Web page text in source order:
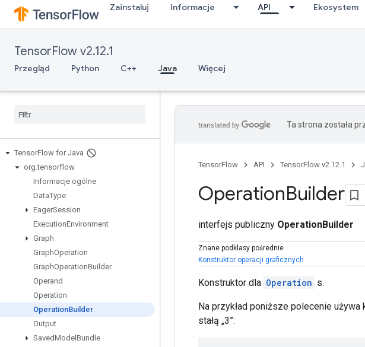
Zainstaluj Informacje API Ekosystem
TensorFlow v2.12.1
Przegląd Python C++ Java Więcej
TensorFlow for Java
org.tensorflow
Informacje ogólne
DataType
EagerSession
ExecutionEnvironment
Graph
GraphOperation
GraphOperationBuilder
Operand
Operation
OperationBuilder
Output
SavedModel Bundle
Ta strona została
TensorFlow API TensorFlow v2.12.1
OperationBuilder
interfejs publiczny OperationBuilder
Znane podklasy pośrednie
Konstruktor operacji graficznych
Konstruktor dla Operation s.
Na przykład poniższe polecenie
stałą „3”: